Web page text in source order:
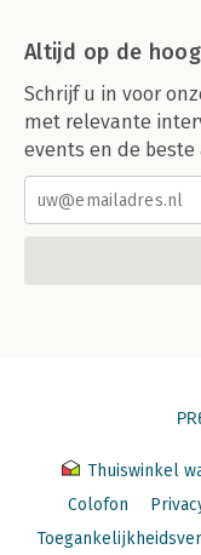
Altijd op de
Schrijf u in voor
met relevante
events en de beste
Thuiswinkel
Colofon